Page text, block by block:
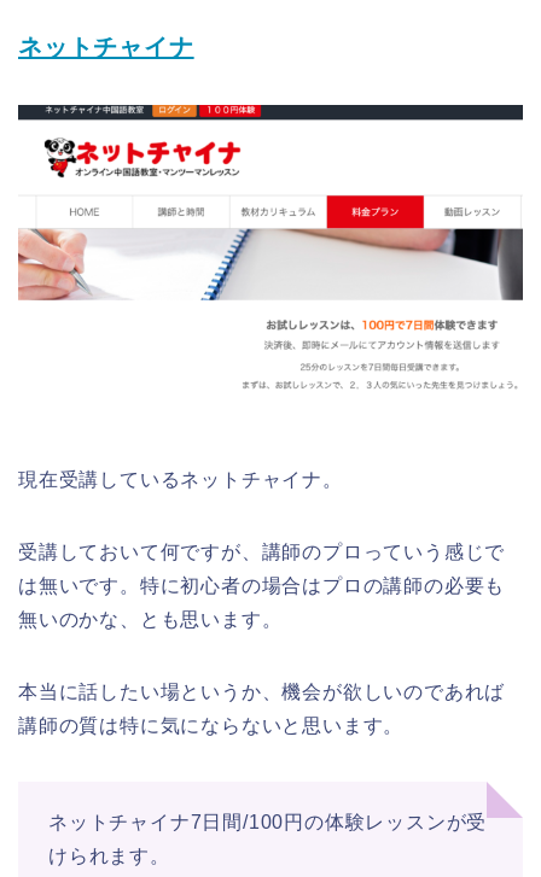
ネットチャイナ
現在受講しているネットチャイナ。
受講しておいて何ですが、講師のプロっていう感じで
は無いです。特に初心者の場合はプロの講師の必要も
無いのかな、とも思います。
本当に話したい場というか、機会が欲しいのであれば
講師の質は特に気にならないと思います。
ネットチャイナ7日間/100円の体験レッスンが受
けられます。